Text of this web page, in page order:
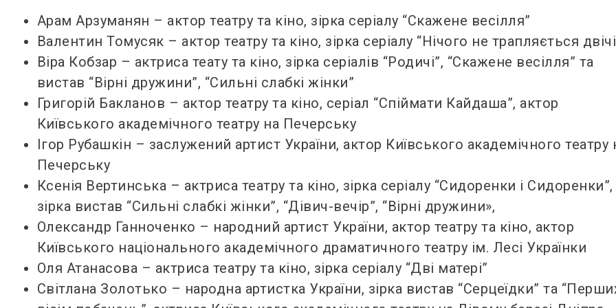
Арам Арзуманян – актор театру та кіно, зірка серіалу “Скажене весілля”
Валентин Томусяк – актор театру та кіно, зірка серіалу “Нічого не трапляється
Віра Кобзар – актриса теату та кіно, зірка серіалів “Родичі”, “Скажене весілля” та
вистав “Вірні дружини”, “Сильні слабкі жінки”
Григорій Бакланов – актор театру та кіно, серіал “Спіймати Кайдаша”, актор
Київського академічного театру на Печерську
Ігор Рубашкін – заслужений артист України, актор Київського академічного театру
Печерську
Ксенія Вертинська – актриса театру та кіно, зірка серіалу “Сидоренки і Сидоренки”,
зірка вистав “Сильні слабкі жінки”, “Дівич-вечір”, “Вірні дружини»,
Олександр Ганноченко – народний артист України, актор театру та кіно, актор
Київського національного академічного драматичного театру ім. Лесі Українки
Оля Атанасова – актриса театру та кіно, зірка серіалу “Дві матері”
Світлана Золотько – народна артистка України, зірка вистав “Серцеїдки” та